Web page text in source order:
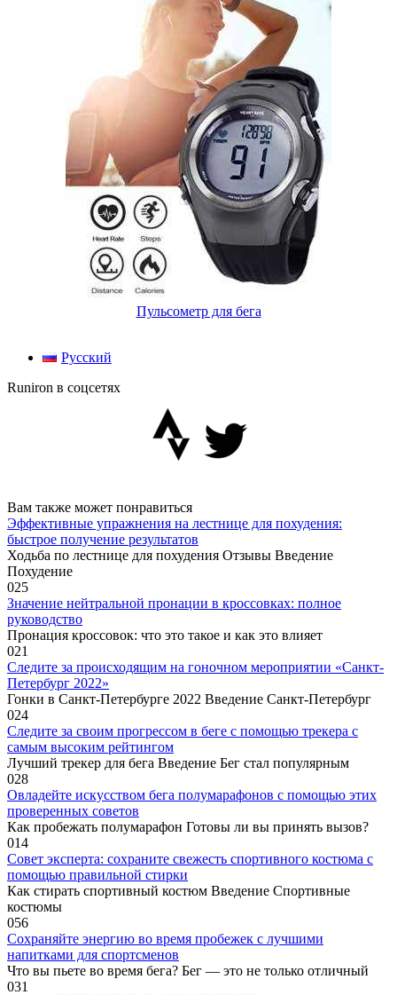
Пульсометр для бега
Русский
Runiron в соцсетях
Вам также может понравиться
Эффективные упражнения на лестнице для похудения:
быстрое получение результатов
Ходьба по лестнице для похудения Отзывы Введение
Похудение
025
Значение нейтральной пронации в кроссовках: полное
руководство
Пронация кроссовок: что это такое и как это влияет
021
Следите за происходящим на гоночном мероприятии «Санкт-
Петербург 2022»
Гонки в Санкт-Петербурге 2022 Введение Санкт-Петербург
024
Следите за своим прогрессом в беге с помощью трекера с
самым высоким рейтингом
Лучший трекер для бега Введение Бег стал популярным
028
Овладейте искусством бега полумарафонов с помощью этих
проверенных советов
Как пробежать полумарафон Готовы ли вы принять вызов?
014
Совет эксперта: сохраните свежесть спортивного костюма с
помощью правильной стирки
Как стирать спортивный костюм Введение Спортивные
костюмы
056
Сохраняйте энергию во время пробежек с лучшими
напитками для спортсменов
Что вы пьете во время бега? Бег — это не только отличный
031